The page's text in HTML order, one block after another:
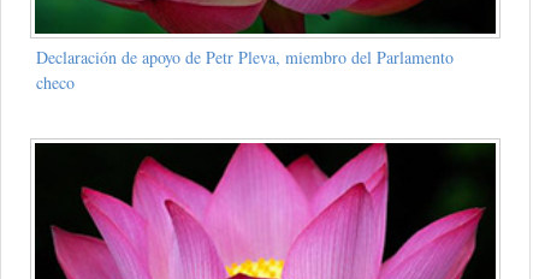
Declaración de apoyo de Petr Pleva, miembro del Parlamento
checo